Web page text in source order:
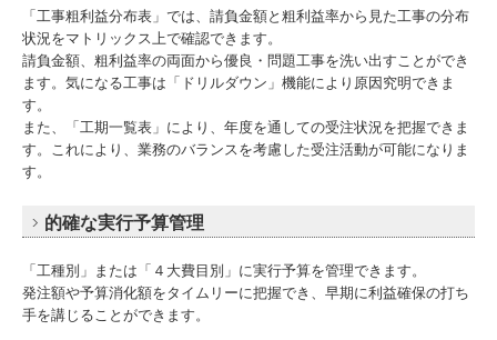
「工事粗利益分布表」では、請負金額と粗利益率から見た工事の分布
状況をマトリックス上で確認できます。
請負金額、粗利益率の両面から優良・問題工事を洗い出すことができ
ます。気になる工事は「ドリルダウン」機能により原因究明できま
す。
また、「工期一覧表」により、年度を通しての受注状況を把握できま
す。これにより、業務のバランスを考慮した受注活動が可能になりま
す。
的確な実行予算管理
「工種別」または「４大費目別」に実行予算を管理できます。
発注額や予算消化額をタイムリーに把握でき、早期に利益確保の打ち
手を講じることができます。